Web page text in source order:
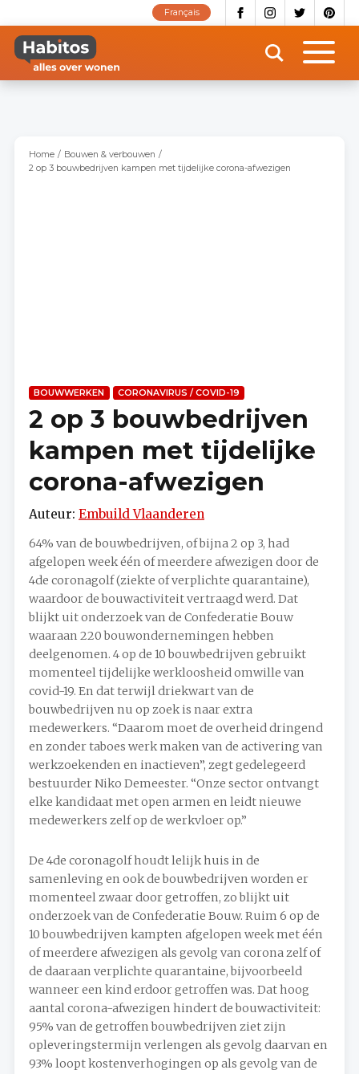
naar
inhoud
gaan
Français
Home
Bouwen & verbouwen
2 op 3 bouwbedrijven kampen met tijdelijke corona-afwezigen
BOUWWERKEN CORONAVIRUS / COVID-19
2 op 3 bouwbedrijven
kampen met tijdelijke
corona-afwezigen
Auteur: Embuild Vlaanderen
64% van de bouwbedrijven, of bijna 2 op 3, had
afgelopen week één of meerdere afwezigen door de
4de coronagolf (ziekte of verplichte quarantaine),
waardoor de bouwactiviteit vertraagd werd. Dat
blijkt uit onderzoek van de Confederatie Bouw
waaraan 220 bouwondernemingen hebben
deelgenomen. 4 op de 10 bouwbedrijven gebruikt
momenteel tijdelijke werkloosheid omwille van
covid-19. En dat terwijl driekwart van de
bouwbedrijven nu op zoek is naar extra
medewerkers. “Daarom moet de overheid dringend
en zonder taboes werk maken van de activering van
werkzoekenden en inactieven”, zegt gedelegeerd
bestuurder Niko Demeester. “Onze sector ontvangt
elke kandidaat met open armen en leidt nieuwe
medewerkers zelf op de werkvloer op.”
De 4de coronagolf houdt lelijk huis in de
samenleving en ook de bouwbedrijven worden er
momenteel zwaar door getroffen, zo blijkt uit
onderzoek van de Confederatie Bouw. Ruim 6 op de
10 bouwbedrijven kampten afgelopen week met één
of meerdere afwezigen als gevolg van corona zelf of
de daaraan verplichte quarantaine, bijvoorbeeld
wanneer een kind erdoor getroffen was. Dat hoog
aantal corona-afwezigen hindert de bouwactiviteit:
95% van de getroffen bouwbedrijven ziet zijn
opleveringstermijn verlengen als gevolg daarvan en
93% loopt kostenverhogingen op als gevolg van de